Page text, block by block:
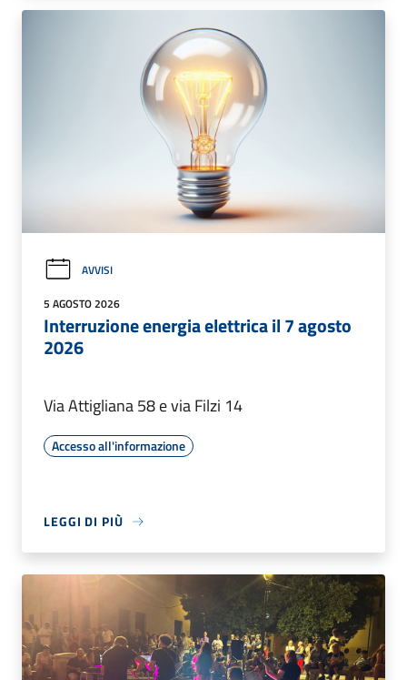
AVVISI
5 AGOSTO 2026
Interruzione energia elettrica il 7 agosto
2026
Via Attigliana 58 e via Filzi 14
Accesso all'informazione
LEGGI DI PIÙ